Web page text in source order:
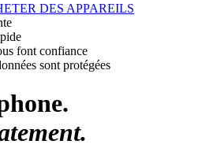
DES APPAREILS
font confiance
sont protégées